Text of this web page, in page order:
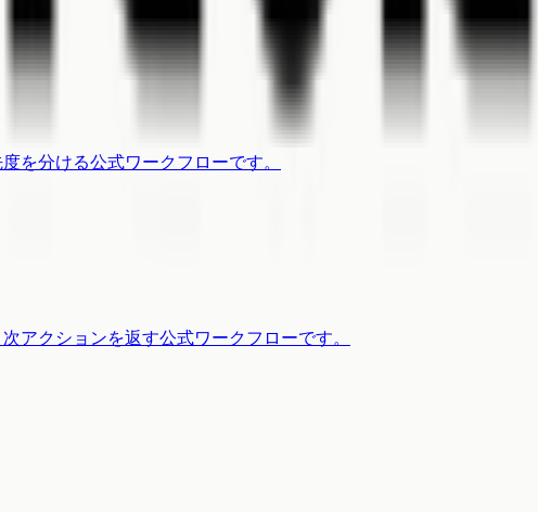
を分ける公式ワークフローです。
アクションを返す公式ワークフローです。